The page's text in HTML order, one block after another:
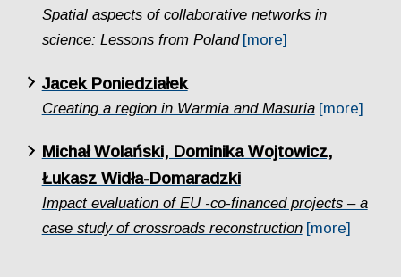
Spatial aspects of collaborative networks in
science: Lessons from Poland [more]
Jacek Poniedziałek
Creating a region in Warmia and Masuria [more]
Michał Wolański, Dominika Wojtowicz,
Łukasz Widła-Domaradzki
Impact evaluation of EU -co-financed projects – a
case study of crossroads reconstruction [more]